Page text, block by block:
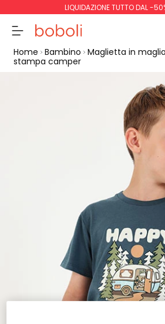
LIQUIDAZIONE TUTTO DAL -
Home Bambino Maglietta in
stampa camper